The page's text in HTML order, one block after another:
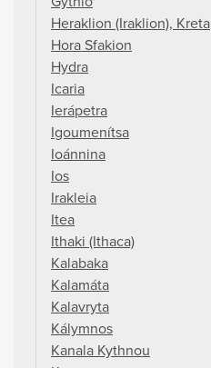
Heraklion (Iraklion), Kreta
Hora Sfakion
Hydra
Icaria
Ierápetra
Igoumenítsa
Ioánnina
Ios
Irakleia
Itea
Ithaki (Ithaca)
Kalabaka
Kalamáta
Kalavryta
Kálymnos
Kanala Kythnou